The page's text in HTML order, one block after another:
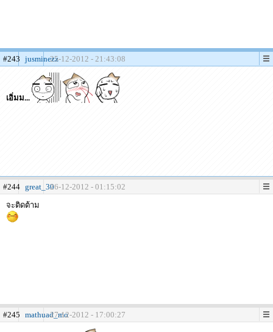
#243 jusminezz25-12-2012 - 21:43:08
เอิ่มม...
#244 great_3026-12-2012 - 01:15:02
จะติดต้าม
#245 mathuad_mo27-12-2012 - 17:00:27